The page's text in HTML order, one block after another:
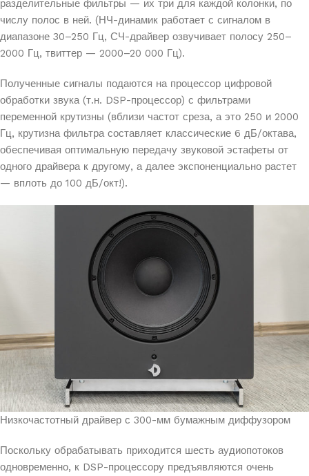
разделительные фильтры — их три для каждой колонки, по
числу полос в ней. (НЧ-динамик работает с сигналом в
диапазоне 30–250 Гц, СЧ-драйвер озвучивает полосу 250–
2000 Гц, твиттер — 2000–20 000 Гц).
Полученные сигналы подаются на процессор цифровой
обработки звука (т.н. DSP-процессор) с фильтрами
переменной крутизны (вблизи частот среза, а это 250 и 2000
Гц, крутизна фильтра составляет классические 6 дБ/октава,
обеспечивая оптимальную передачу звуковой эстафеты от
одного драйвера к другому, а далее экспоненциально растет
— вплоть до 100 дБ/окт!).
Низкочастотный драйвер с 300-мм бумажным диффузором
Поскольку обрабатывать приходится шесть аудиопотоков
одновременно, к DSP-процессору предъявляются очень